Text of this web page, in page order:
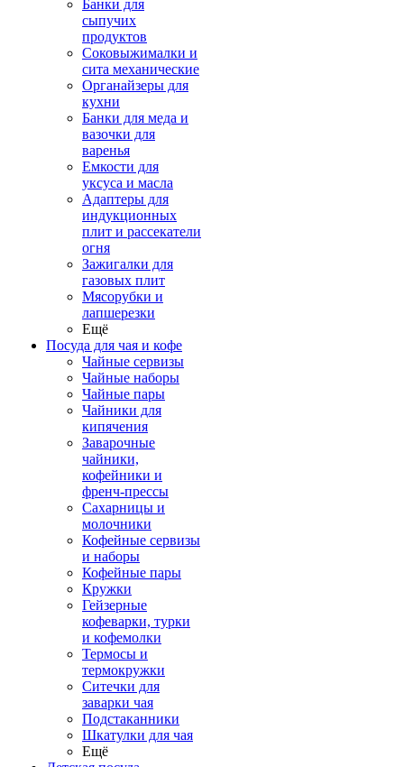
Банки для
сыпучих
продуктов
Соковыжималки и
сита механические
Органайзеры для
кухни
Банки для меда и
вазочки для
варенья
Емкости для
уксуса и масла
Адаптеры для
индукционных
плит и рассекатели
огня
Зажигалки для
газовых плит
Мясорубки и
лапшерезки
Ещё
Посуда для чая и кофе
Чайные сервизы
Чайные наборы
Чайные пары
Чайники для
кипячения
Заварочные
чайники,
кофейники и
френч-прессы
Сахарницы и
молочники
Кофейные сервизы
и наборы
Кофейные пары
Кружки
Гейзерные
кофеварки, турки
и кофемолки
Термосы и
термокружки
Ситечки для
заварки чая
Подстаканники
Шкатулки для чая
Ещё